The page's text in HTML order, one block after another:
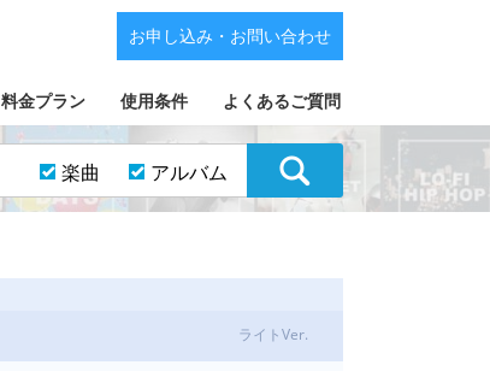
料金プラン 使用条件 よくあるご質問
お申し込み・お問い合わせ
楽曲 アルバム
ライトVer.